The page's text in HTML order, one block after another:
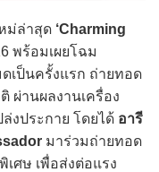
ม่ล่าสุด ‘Charming
พร้อมเผยโฉม
เป็นครั้งแรก ถ่ายทอด
ผ่านผลงานเครื่อง
งประกาย โดยได้ อารี
มาร่วมถ่ายทอด
ศษ เพื่อส่งต่อแรง